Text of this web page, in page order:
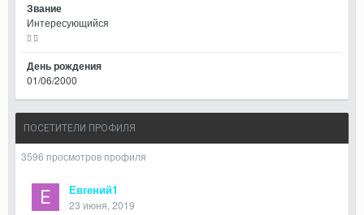
Звание
Интересующийся
День рождения
01/06/2000
ПОСЕТИТЕЛИ ПРОФИЛЯ
3596 просмотров профиля
Евгений1
23 июня, 2019